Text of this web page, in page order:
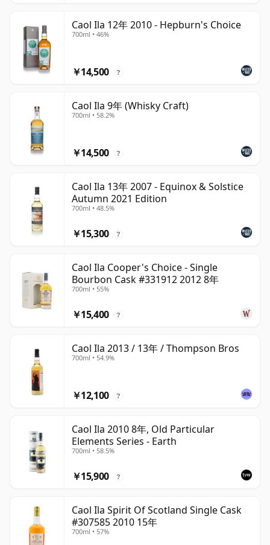
Caol Ila 12年 2010 - Hepburn's Choice
700ml • 46%
￥14,500 ?
Caol Ila 9年 (Whisky Craft)
700ml • 58.2%
￥14,500 ?
Caol Ila 13年 2007 - Equinox & Solstice
Autumn 2021 Edition
700ml • 48.5%
￥15,300 ?
Caol Ila Cooper's Choice - Single
Bourbon Cask #331912 2012 8年
700ml • 55%
￥15,400 ?
Caol Ila 2013 / 13年 / Thompson Bros
700ml • 54.9%
￥12,100 ?
Caol Ila 2010 8年, Old Particular
Elements Series - Earth
700ml • 58.5%
￥15,900 ?
Caol Ila Spirit Of Scotland Single Cask
#307585 2010 15年
700ml • 57%